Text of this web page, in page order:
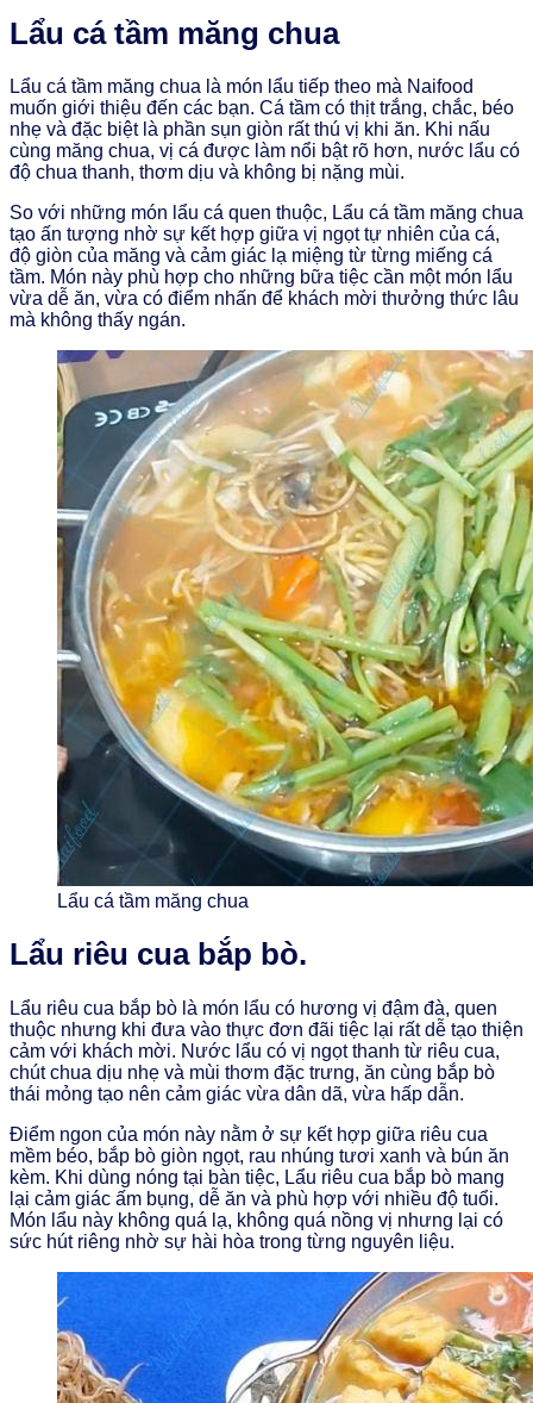
Lẩu cá tầm măng chua
Lẩu cá tầm măng chua là món lẩu tiếp theo mà Naifood
muốn giới thiệu đến các bạn. Cá tầm có thịt trắng, chắc, béo
nhẹ và đặc biệt là phần sụn giòn rất thú vị khi ăn. Khi nấu
cùng măng chua, vị cá được làm nổi bật rõ hơn, nước lẩu có
độ chua thanh, thơm dịu và không bị nặng mùi.
So với những món lẩu cá quen thuộc, Lẩu cá tầm măng chua
tạo ấn tượng nhờ sự kết hợp giữa vị ngọt tự nhiên của cá,
độ giòn của măng và cảm giác lạ miệng từ từng miếng cá
tầm. Món này phù hợp cho những bữa tiệc cần một món lẩu
vừa dễ ăn, vừa có điểm nhấn để khách mời thưởng thức lâu
mà không thấy ngán.
Lẩu cá tầm măng chua
Lẩu riêu cua bắp bò.
Lẩu riêu cua bắp bò là món lẩu có hương vị đậm đà, quen
thuộc nhưng khi đưa vào thực đơn đãi tiệc lại rất dễ tạo thiện
cảm với khách mời. Nước lẩu có vị ngọt thanh từ riêu cua,
chút chua dịu nhẹ và mùi thơm đặc trưng, ăn cùng bắp bò
thái mỏng tạo nên cảm giác vừa dân dã, vừa hấp dẫn.
Điểm ngon của món này nằm ở sự kết hợp giữa riêu cua
mềm béo, bắp bò giòn ngọt, rau nhúng tươi xanh và bún ăn
kèm. Khi dùng nóng tại bàn tiệc, Lẩu riêu cua bắp bò mang
lại cảm giác ấm bụng, dễ ăn và phù hợp với nhiều độ tuổi.
Món lẩu này không quá lạ, không quá nồng vị nhưng lại có
sức hút riêng nhờ sự hài hòa trong từng nguyên liệu.